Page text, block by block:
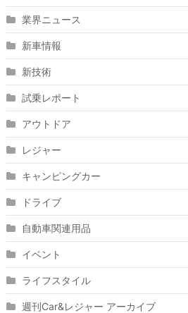
業界ニュース
新車情報
新技術
試乗レポート
アウトドア
レジャー
キャンピングカー
ドライブ
自動車関連用品
イベント
ライフスタイル
週刊Car&レジャー アーカイブ